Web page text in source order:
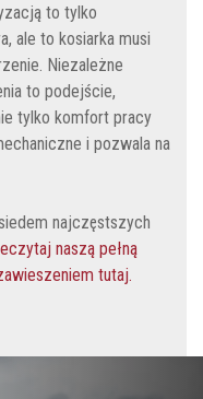
to tylko
ale to kosiarka musi
Niezależne
to podejście,
tylko komfort pracy
i pozwala na
najczęstszych
naszą pełną
tutaj.